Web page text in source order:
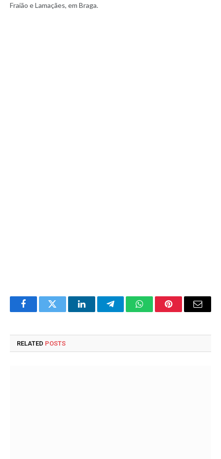
Fraião e Lamaçães, em Braga.
FacebookTwitter LinkedInTelegramWhatsAppPinterestEmail
RELATED POSTS